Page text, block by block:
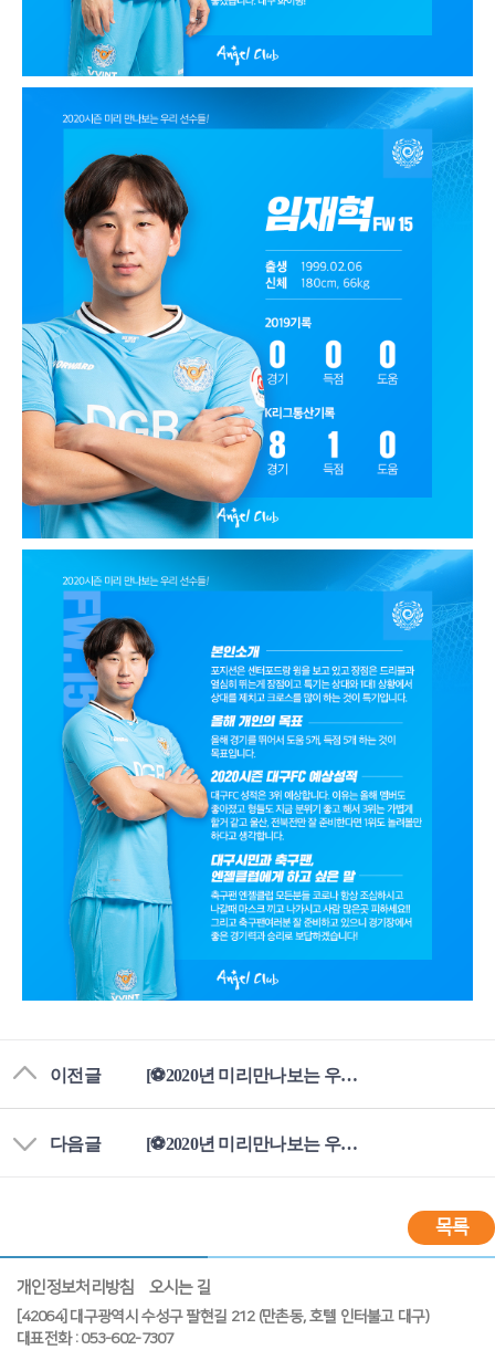
이전글 [⚽2020년 미리만나보는 우리 선수들! - 류재문, 송준호⚽]
다음글 [⚽2020년 미리만나보는 우리 선수들! - 김우석, 이동건⚽]
목록
개인정보처리방침 오시는 길
[42064] 대구광역시 수성구 팔현길 212 (만촌동, 호텔 인터불고 대구)
대표전화 : 053-602-7307